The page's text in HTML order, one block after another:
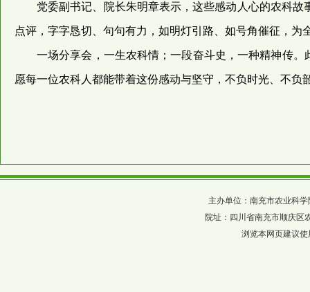
党委副书记、院长朱明章表示，这些感动人心的农科
点评，字字恳切、句句有力，如明灯引路、如号角催征，
一场分享会，一生农科情；一段奋斗史，一种精神传
愿每一位农科人都能带着这份感动与坚守，不负时光、不
主办单位：南充市农业科
院址：四川省南充市顺庆
浏览本网页建议